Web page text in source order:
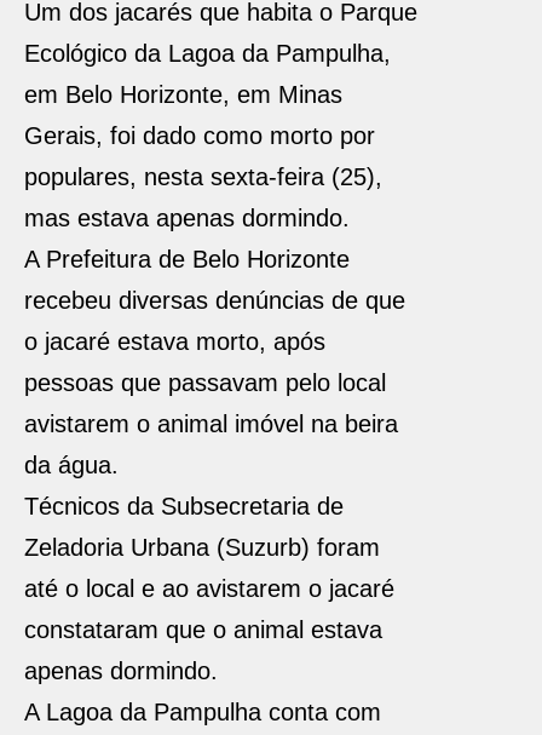
Um dos jacarés que habita o Parque
Ecológico da Lagoa da Pampulha,
em Belo Horizonte, em Minas
Gerais, foi dado como morto por
populares, nesta sexta-feira (25),
mas estava apenas dormindo.
A Prefeitura de Belo Horizonte
recebeu diversas denúncias de que
o jacaré estava morto, após
pessoas que passavam pelo local
avistarem o animal imóvel na beira
da água.
Técnicos da Subsecretaria de
Zeladoria Urbana (Suzurb) foram
até o local e ao avistarem o jacaré
constataram que o animal estava
apenas dormindo.
A Lagoa da Pampulha conta com